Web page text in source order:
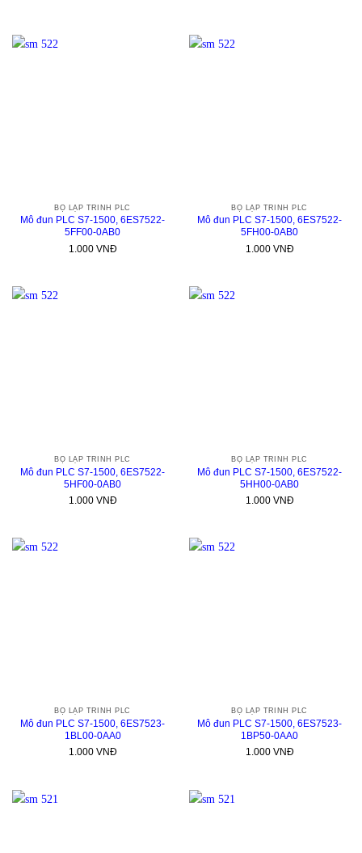
BỘ LẬP TRÌNH PLC
Mô đun PLC S7-1500, 6ES7522-
5FF00-0AB0
1.000VNĐ
BỘ LẬP TRÌNH PLC
Mô đun PLC S7-1500, 6ES7522-
5FH00-0AB0
1.000VNĐ
BỘ LẬP TRÌNH PLC
Mô đun PLC S7-1500, 6ES7522-
5HF00-0AB0
1.000VNĐ
BỘ LẬP TRÌNH PLC
Mô đun PLC S7-1500, 6ES7522-
5HH00-0AB0
1.000VNĐ
BỘ LẬP TRÌNH PLC
Mô đun PLC S7-1500, 6ES7523-
1BL00-0AA0
1.000VNĐ
BỘ LẬP TRÌNH PLC
Mô đun PLC S7-1500, 6ES7523-
1BP50-0AA0
1.000VNĐ